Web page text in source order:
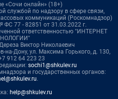
«Сочи онлайн» (18+)
службой по надзору в сфере связи,
коммуникаций (Роскомнадзор)
ФС 77 - 82851 от 31.03.2022 г.
ответственностью "ИНТЕРНЕТ
Виктор Николаевич
на-Дону, ул. Максима Горького, д. 130,
912 64 223 23
sochi1@shkulev.ru
и государственных органов:
.
help@shkulev.ru